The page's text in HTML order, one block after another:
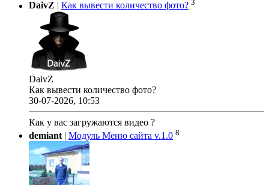
DaivZ
Как вывести количество фото? 3
DaivZ
Как вывести количество фото?
30-07-2026, 10:53
Как у вас загружаются видео ?
demiant | Модуль Меню сайта v.1.0 8